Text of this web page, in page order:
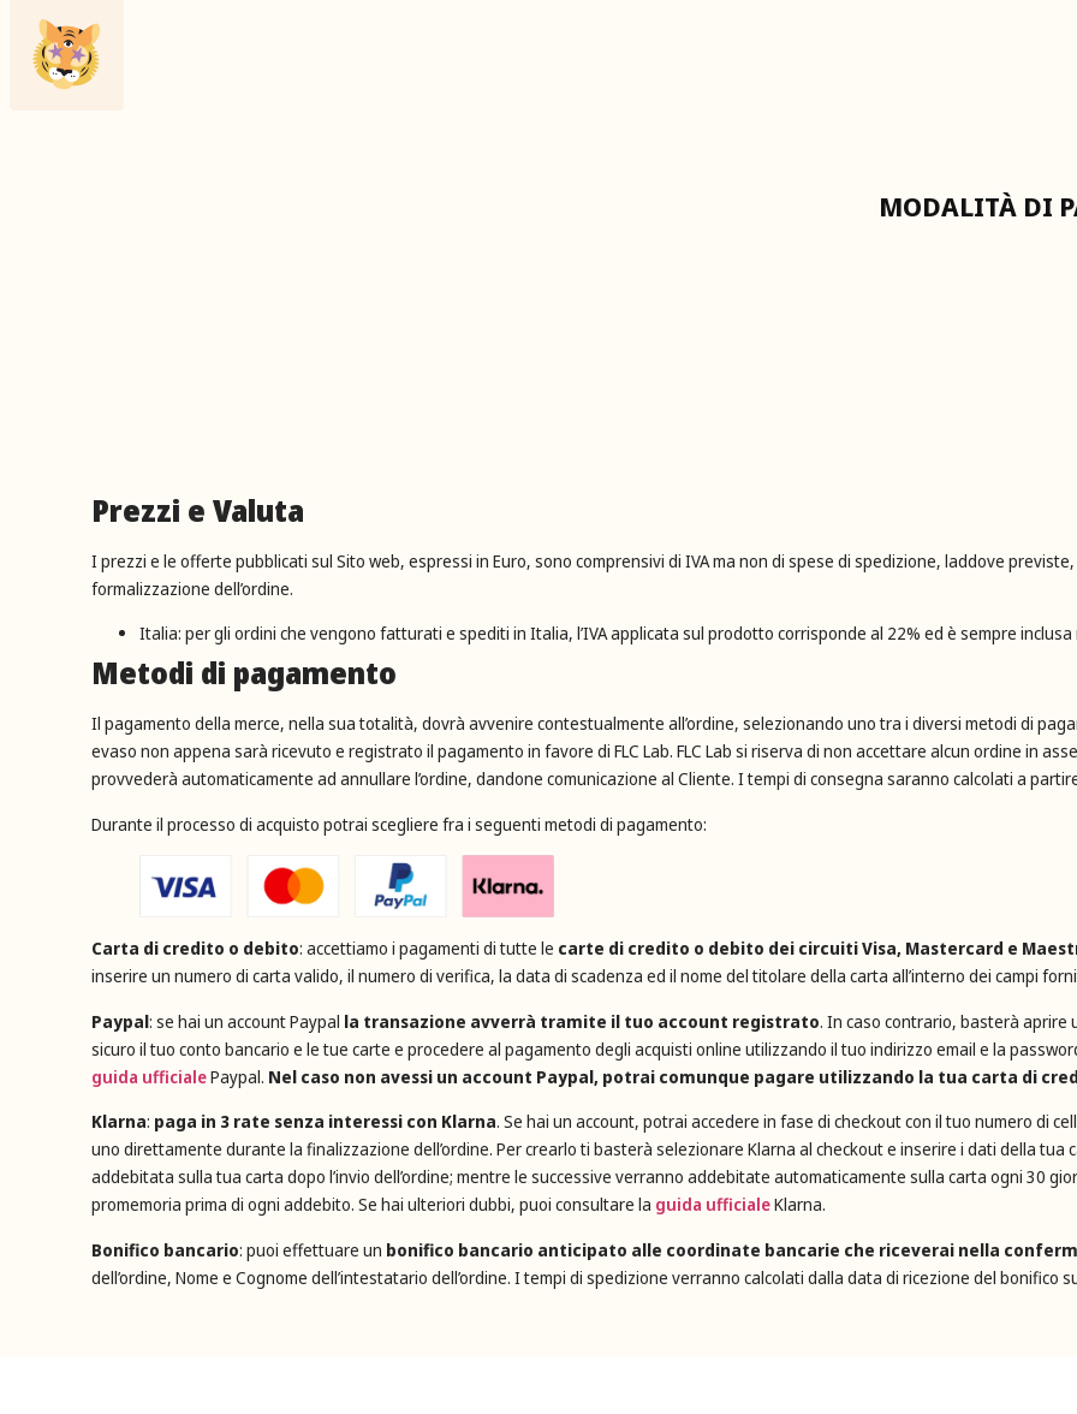
MODALITÀ DI
Prezzi e Valuta
I prezzi e le offerte pubblicati sul Sito web, espressi in Euro, sono comprensivi di IVA ma non di spese di spedizione, laddove
formalizzazione dell’ordine.
Italia: per gli ordini che vengono fatturati e spediti in Italia, l’IVA applicata sul prodotto corrisponde al 22% ed è sempre inclusa
Metodi di pagamento
Il pagamento della merce, nella sua totalità, dovrà avvenire contestualmente all’ordine, selezionando uno tra i diversi metodi di
evaso non appena sarà ricevuto e registrato il pagamento in favore di FLC Lab. FLC Lab si riserva di non accettare alcun ordine in
provvederà automaticamente ad annullare l’ordine, dandone comunicazione al Cliente. I tempi di consegna saranno calcolati a
Durante il processo di acquisto potrai scegliere fra i seguenti metodi di pagamento:
Carta di credito o debito: accettiamo i pagamenti di tutte le carte di credito o debito dei circuiti Visa, Mastercard e
inserire un numero di carta valido, il numero di verifica, la data di scadenza ed il nome del titolare della carta all’interno dei campi
Paypal: se hai un account Paypal la transazione avverrà tramite il tuo account registrato. In caso contrario, basterà aprire
sicuro il tuo conto bancario e le tue carte e procedere al pagamento degli acquisti online utilizzando il tuo indirizzo email e la
guida ufficialePaypal. Nel caso non avessi un account Paypal, potrai comunque pagare utilizzando la tua carta di
Klarna: paga in 3 rate senza interessi con Klarna. Se hai un account, potrai accedere in fase di checkout con il tuo numero di
uno direttamente durante la finalizzazione dell’ordine. Per crearlo ti basterà selezionare Klarna al checkout e inserire i dati della
addebitata sulla tua carta dopo l’invio dell’ordine; mentre le successive verranno addebitate automaticamente sulla carta ogni 30
promemoria prima di ogni addebito. Se hai ulteriori dubbi, puoi consultare la guida ufficialeKlarna.
Bonifico bancario: puoi effettuare un bonifico bancario anticipato alle coordinate bancarie che riceverai nella
dell’ordine, Nome e Cognome dell’intestatario dell’ordine. I tempi di spedizione verranno calcolati dalla data di ricezione del bonifico